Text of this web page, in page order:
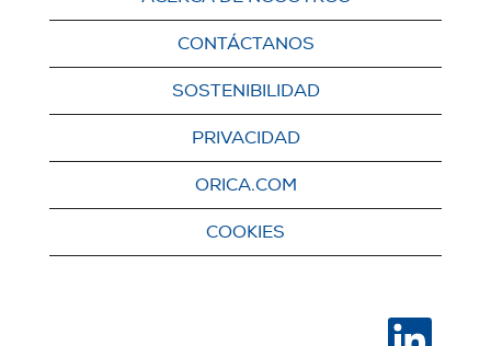
CONTÁCTANOS
SOSTENIBILIDAD
PRIVACIDAD
ORICA.COM
COOKIES
S